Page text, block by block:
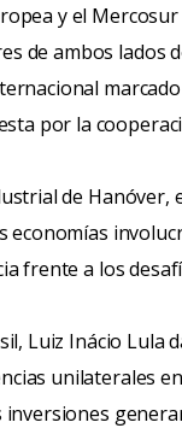
y el
de ambos lados
por la
de Hanóver,
frente a los
Luiz Inácio Lula
unilaterales